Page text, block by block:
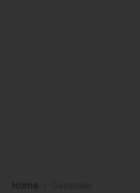
Home